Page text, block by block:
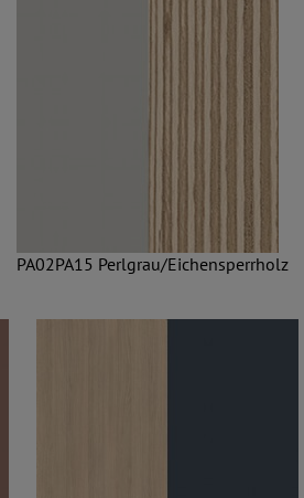
PA02PA15 Perlgrau/Eichensperrholz